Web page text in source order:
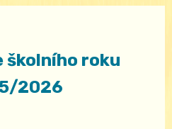
školního roku
2026